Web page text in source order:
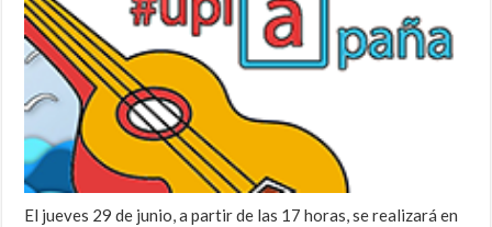
El jueves 29 de junio, a partir de las 17 horas, se realizará en